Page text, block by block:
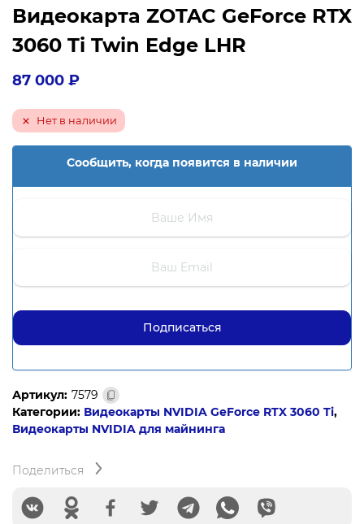
Видеокарта ZOTAC GeForce RTX
3060 Ti Twin Edge LHR
87 000 ₽
Нет в наличии
Сообщить, когда появится в наличии
Артикул: 7579
Категории: Видеокарты NVIDIA GeForce RTX 3060 Ti,
Видеокарты NVIDIA для майнинга
Поделиться